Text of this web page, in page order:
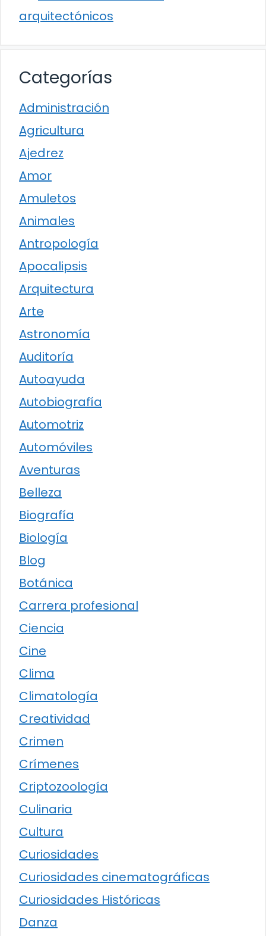
arquitectónicos
Categorías
Administración
Agricultura
Ajedrez
Amor
Amuletos
Animales
Antropología
Apocalipsis
Arquitectura
Arte
Astronomía
Auditoría
Autoayuda
Autobiografía
Automotriz
Automóviles
Aventuras
Belleza
Biografía
Biología
Blog
Botánica
Carrera profesional
Ciencia
Cine
Clima
Climatología
Creatividad
Crimen
Crímenes
Criptozoología
Culinaria
Cultura
Curiosidades
Curiosidades cinematográficas
Curiosidades Históricas
Danza